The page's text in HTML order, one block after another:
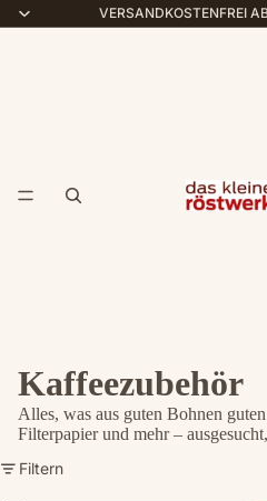
VERSANDKOSTENFREI
Kaffeezubehör
Alles, was aus guten Bohnen
Filterpapier und mehr –
Filtern